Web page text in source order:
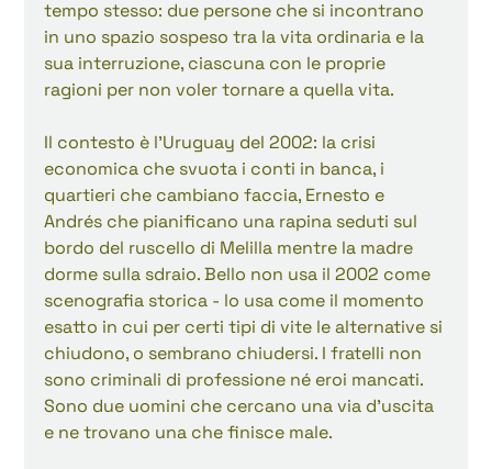
tempo stesso: due persone che si incontrano
in uno spazio sospeso tra la vita ordinaria e la
sua interruzione, ciascuna con le proprie
ragioni per non voler tornare a quella vita.
Il contesto è l'Uruguay del 2002: la crisi
economica che svuota i conti in banca, i
quartieri che cambiano faccia, Ernesto e
Andrés che pianificano una rapina seduti sul
bordo del ruscello di Melilla mentre la madre
dorme sulla sdraio. Bello non usa il 2002 come
scenografia storica - lo usa come il momento
esatto in cui per certi tipi di vite le alternative si
chiudono, o sembrano chiudersi. I fratelli non
sono criminali di professione né eroi mancati.
Sono due uomini che cercano una via d'uscita
e ne trovano una che finisce male.